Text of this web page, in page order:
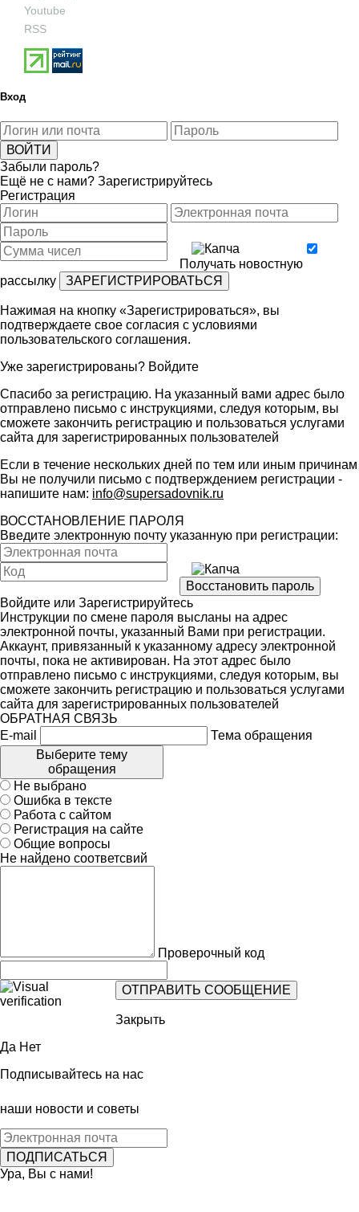
Youtube
RSS
Вход
Забыли пароль?
Ещё не с нами? Зарегистрируйтесь
Регистрация
Получать новостную
рассылку
Нажимая на кнопку «Зарегистрироваться», вы
подтверждаете свое согласия с условиями
пользовательского соглашения.
Уже зарегистрированы? Войдите
Спасибо за регистрацию. На указанный вами адрес было
отправлено письмо с инструкциями, следуя которым, вы
сможете закончить регистрацию и пользоваться услугами
сайта для зарегистрированных пользователей
Если в течение нескольких дней по тем или иным причинам
Вы не получили письмо с подтверждением регистрации -
напишите нам: info@supersadovnik.ru
ВОССТАНОВЛЕНИЕ ПАРОЛЯ
Введите электронную почту указанную при регистрации:
Войдите или Зарегистрируйтесь
Инструкции по смене пароля высланы на адрес
электронной почты, указанный Вами при регистрации.
Аккаунт, привязанный к указанному адресу электронной
почты, пока не активирован. На этот адрес было
отправлено письмо с инструкциями, следуя которым, вы
сможете закончить регистрацию и пользоваться услугами
сайта для зарегистрированных пользователей
ОБРАТНАЯ СВЯЗЬ
E-mail
Тема обращения
Выберите тему
обращения
Не выбрано
Ошибка в тексте
Работа с сайтом
Регистрация на сайте
Общие вопросы
Не найдено соответсвий
Проверочный код
Закрыть
Да Нет
Подписывайтесь на нас
наши новости и советы
Ура, Вы с нами!